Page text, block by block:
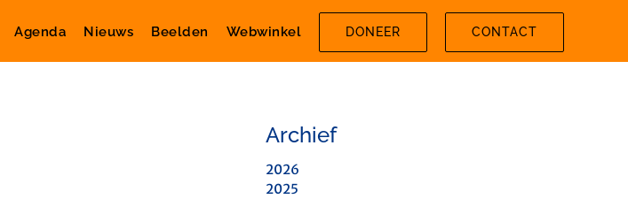
Agenda Nieuws Beelden Webwinkel DONEER CONTACT
Archief
2026
2025